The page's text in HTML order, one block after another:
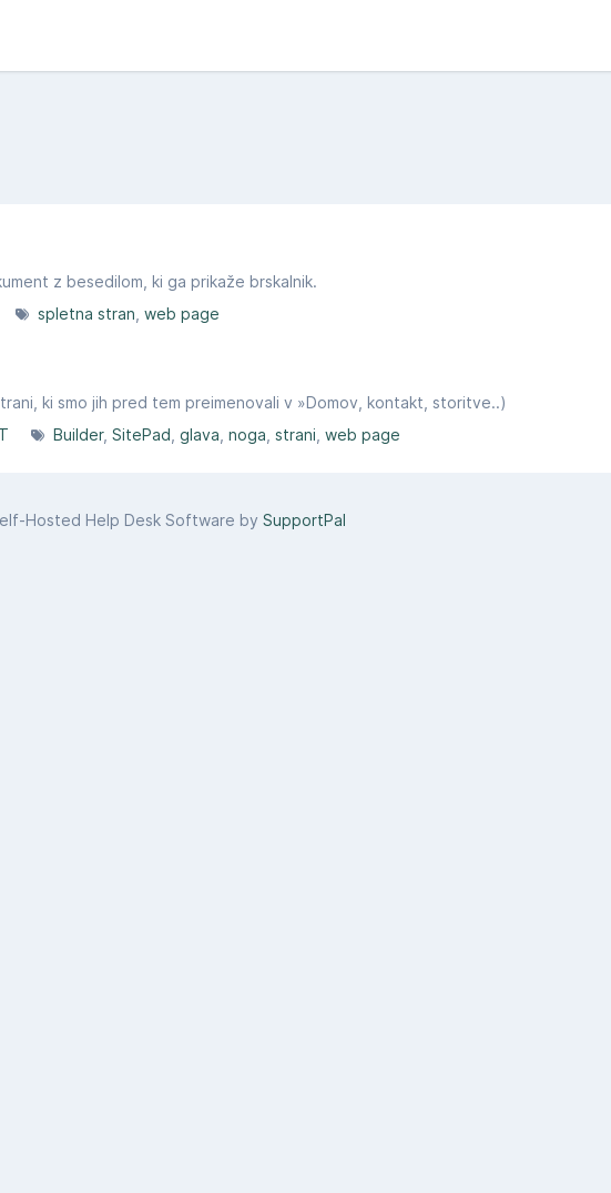
z besedilom, ki ga prikaže brskalnik.
spletna stran web page
ki smo jih pred tem preimenovali v »Domov, kontakt, storitve..)
Builder SitePad glava noga strani web page
Hosted Help Desk Software by SupportPal